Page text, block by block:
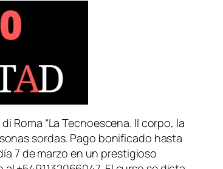
Roma “La Tecnoescena. Il corpo, la
sordas. Pago bonificado hasta
7 de marzo en un prestigioso